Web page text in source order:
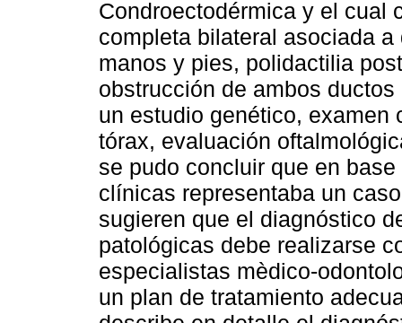
Condroectodérmica y el cual
completa bilateral asociada
manos y pies, polidactilia
obstrucción de ambos
un estudio genético,
tórax, evaluación
se pudo concluir que en
clínicas representaba un
sugieren que el diagnóstico
patológicas debe realizarse
especialistas mèdico-
un plan de tratamiento